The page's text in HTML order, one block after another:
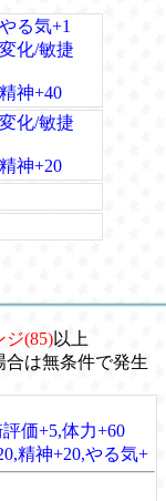
る気+1
化/敏捷
神+40
化/敏捷
神+20
ジ(85)以上
は無条件で発生
価+5,体力+60
精神+20,やる気+